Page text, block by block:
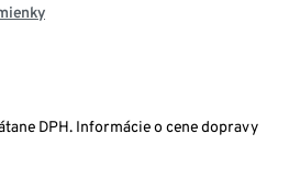
DPH. Informácie o cene dopravy